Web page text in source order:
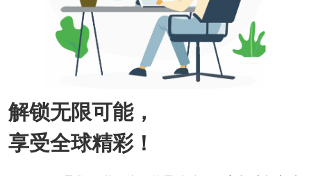
解锁无限可能，
享受全球精彩！